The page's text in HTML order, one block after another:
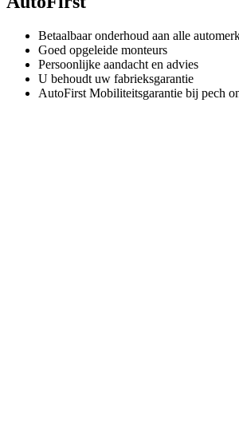
Betaalbaar onderhoud aan alle
Goed opgeleide monteurs
Persoonlijke aandacht en advies
U behoudt uw fabrieksgarantie
AutoFirst Mobiliteitsgarantie bij pech